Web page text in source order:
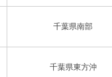
千葉県南部
千葉県東方沖